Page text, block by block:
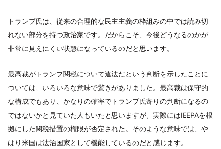
トランプ氏は、従来の合理的な民主主義の枠組みの中では読み切
れない部分を持つ政治家です。だからこそ、今後どうなるのかが
非常に見えにくい状態になっているのだと思います。
最高裁がトランプ関税について違法だという判断を示したことに
ついては、いろいろな意味で驚きがありました。最高裁は保守的
な構成でもあり、かなりの確率でトランプ氏寄りの判断になるの
ではないかと見ていた人もいたと思いますが、実際にはIEEPAを根
拠にした関税措置の権限が否定された。そのような意味では、や
はり米国は法治国家として機能しているのだと感じます。